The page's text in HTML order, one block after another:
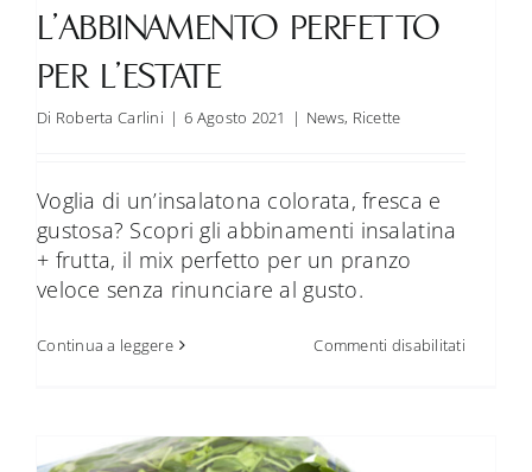
FAQ
Contatti
L’ABBINAMENTO PERFETTO
PER L’ESTATE
Di Roberta Carlini | 6 Agosto 2021 | News, Ricette
Voglia di un’insalatona colorata, fresca e
gustosa? Scopri gli abbinamenti insalatina
+ frutta, il mix perfetto per un pranzo
veloce senza rinunciare al gusto.
Continua a leggere Commenti disabilitati